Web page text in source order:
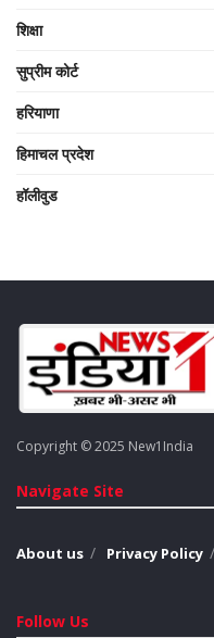
शिक्षा
सुप्रीम कोर्ट
हरियाणा
हिमाचल प्रदेश
हॉलीवुड
Copyright © 2025 New1India
Navigate Site
About us Privacy Policy
Follow Us